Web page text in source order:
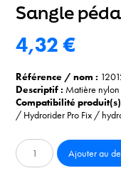
Sangle
4,32€
Référence / nom :
Descriptif : Matière nylon
Compatibilité
/ Hydrorider Pro Fix /
quantité
de
Ajouter au